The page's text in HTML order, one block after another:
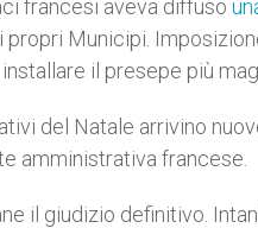
francesi aveva diffuso
Municipi.
il presepe più
del Natale arrivino
amministrativa francese.
il giudizio definitivo.